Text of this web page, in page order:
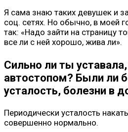
Я сама знаю таких девушек и
соц. сетях. Но обычно, в моей
так: «Надо зайти на страницу
все ли с ней хорошо, жива ли».
Сильно ли ты
автостопом? Были ли
усталость, болезни в
Периодически усталость
совершенно нормально.